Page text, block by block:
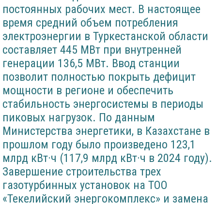
постоянных рабочих мест. В настоящее
время средний объем потребления
электроэнергии в Туркестанской области
составляет 445 МВт при внутренней
генерации 136,5 МВт. Ввод станции
позволит полностью покрыть дефицит
мощности в регионе и обеспечить
стабильность энергосистемы в периоды
пиковых нагрузок. По данным
Министерства энергетики, в Казахстане в
прошлом году было произведено 123,1
млрд кВт·ч (117,9 млрд кВт·ч в 2024 году).
Завершение строительства трех
газотурбинных установок на ТОО
«Текелийский энергокомплекс» и замена